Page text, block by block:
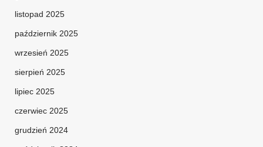
listopad 2025
październik 2025
wrzesień 2025
sierpień 2025
lipiec 2025
czerwiec 2025
grudzień 2024